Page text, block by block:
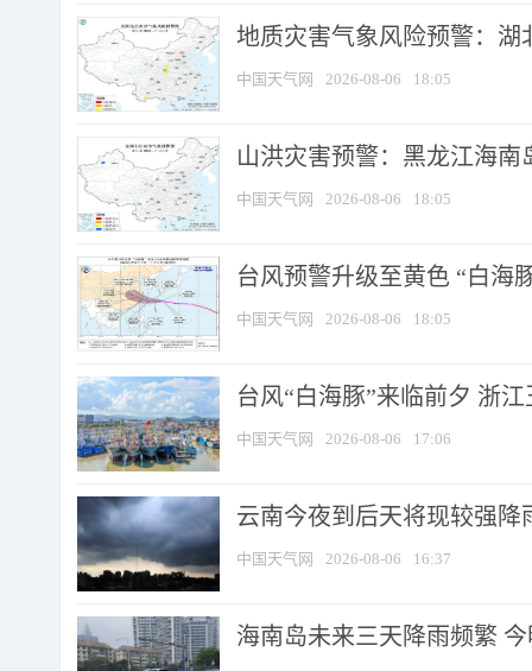
地质灾害气象风险预警：湖
中国天气网 2026-08-06 18:05
山洪灾害预警：黑龙江海
中国天气网 2026-08-06 18:05
台风预警升级至黄色 “白海
中国天气网 2026-08-06 18:05
台风“白海豚”来临前夕 浙
中国天气网 2026-08-06 17:06
云南今夜到后天将现较强降
中国天气网 2026-08-06 16:37
海南岛未来三天降雨频繁